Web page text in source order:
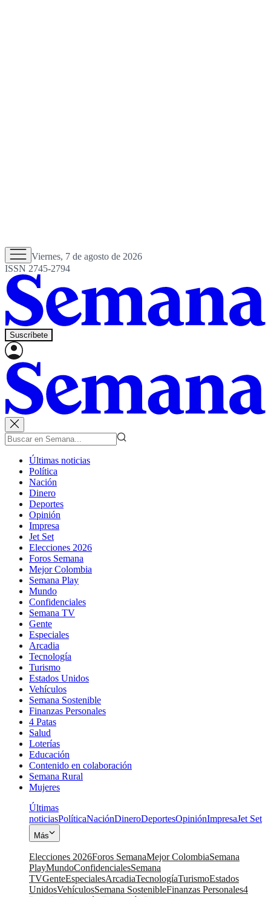
Viernes, 7 de agosto de 2026
ISSN 2745-2794
Suscríbete
Últimas noticias
Política
Nación
Dinero
Deportes
Opinión
Impresa
Jet Set
Elecciones 2026
Foros Semana
Mejor Colombia
Semana Play
Mundo
Confidenciales
Semana TV
Gente
Especiales
Arcadia
Tecnología
Turismo
Estados Unidos
Vehículos
Semana Sostenible
Finanzas Personales
4 Patas
Salud
Loterías
Educación
Contenido en colaboración
Semana Rural
Mujeres
Últimas
noticiasPolíticaNaciónDineroDeportesOpiniónImpresaJet Set
Más
Elecciones 2026Foros SemanaMejor ColombiaSemana
PlayMundoConfidencialesSemana
TVGenteEspecialesArcadiaTecnologíaTurismoEstados
UnidosVehículosSemana SostenibleFinanzas Personales4